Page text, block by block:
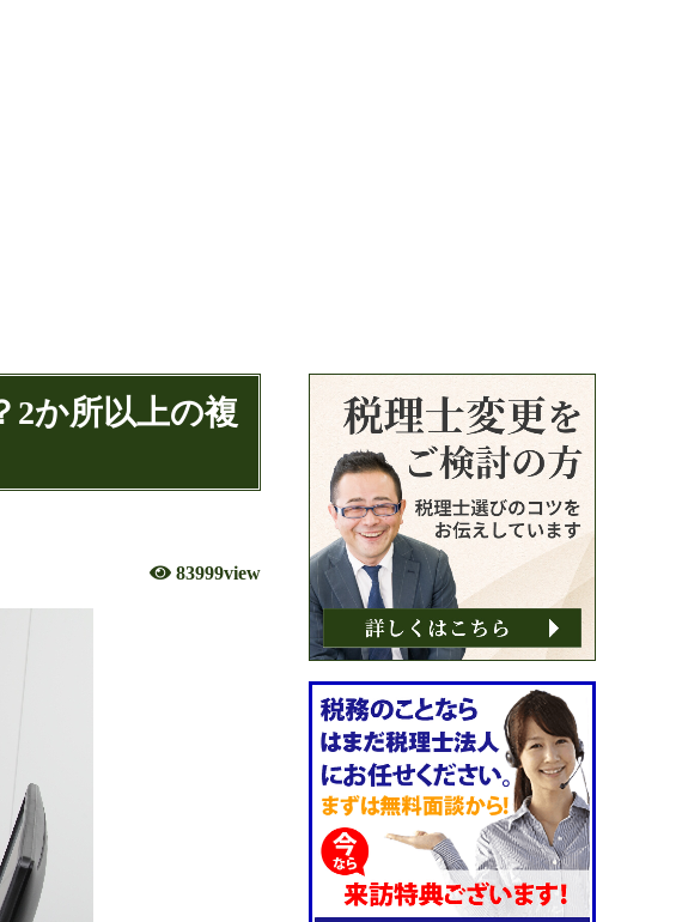
2か所以上の複
83999view